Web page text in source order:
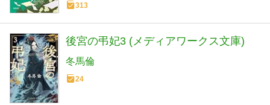
313
後宮の弔妃3 (メディアワークス文庫)
冬馬倫
24